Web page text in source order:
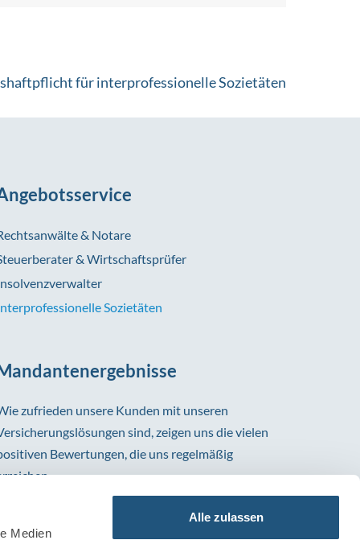
Medien
Alle zulassen
für interprofessionelle Sozietäten
& Notare
& Wirtschaftsprüfer
Sozietäten
zufrieden unsere Kunden mit unseren
sind, zeigen uns die vielen
Bewertungen, die uns regelmäßig